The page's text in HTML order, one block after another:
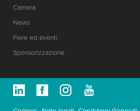
Carriera
News
Fiere ed eventi
Sponsorizzazione